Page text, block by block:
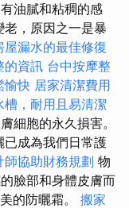
油膩和粘稠的感
，原因之一是暴
屋漏水的最佳修復
的資訊 台中按摩整
愉快 居家清潔費用
，耐用且易清潔
細胞的永久損害。
已成為我們日常護
師協助財務規劃 物
臉部和身體皮膚而
的防曬霜。 搬家